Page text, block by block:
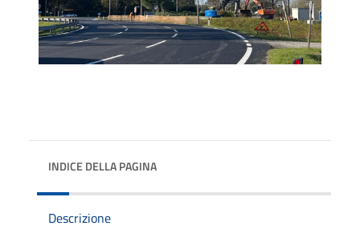
INDICE DELLA PAGINA
Descrizione